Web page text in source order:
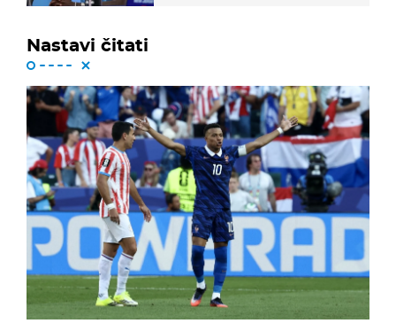
Nastavi čitati